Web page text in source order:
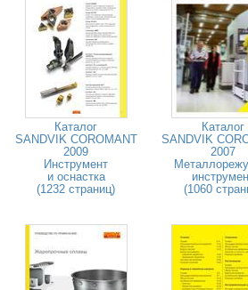
Каталог
SANDVIK COROMANT
2009
Инструмент
и оснастка
(1232 страниц)
Каталог
SANDVIK
2007
(1060